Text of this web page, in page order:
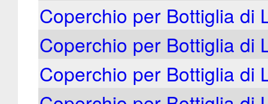
Coperchio per Bottiglia di
Coperchio per Bottiglia di
Coperchio per Bottiglia di